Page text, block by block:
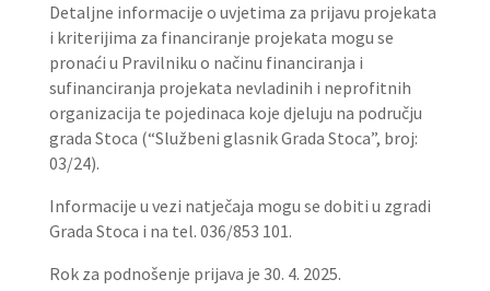
Detaljne informacije o uvjetima za prijavu projekata
i kriterijima za financiranje projekata mogu se
pronaći u Pravilniku o načinu financiranja i
sufinanciranja projekata nevladinih i neprofitnih
organizacija te pojedinaca koje djeluju na području
grada Stoca (“Službeni glasnik Grada Stoca”, broj:
03/24).
Informacije u vezi natječaja mogu se dobiti u zgradi
Grada Stoca i na tel. 036/853 101.
Rok za podnošenje prijava je 30. 4. 2025.